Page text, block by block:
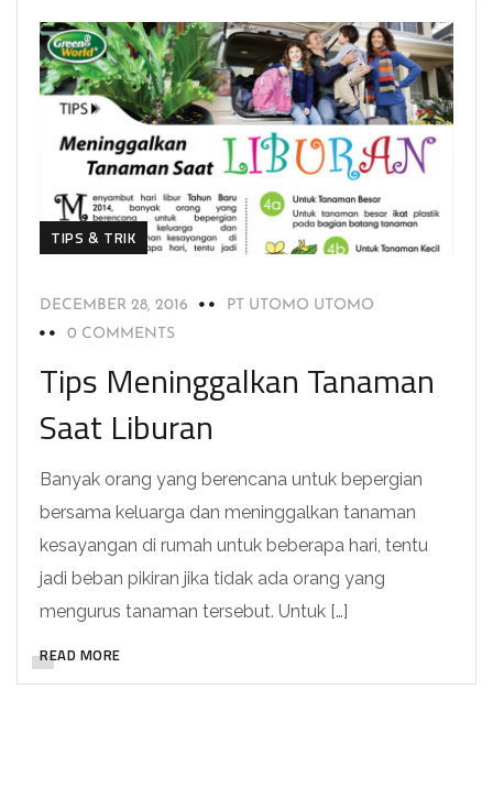
TIPS & TRIK
DECEMBER 28, 2016
PT UTOMO UTOMO
0 COMMENTS
Tips Meninggalkan Tanaman
Saat Liburan
Banyak orang yang berencana untuk bepergian
bersama keluarga dan meninggalkan tanaman
kesayangan di rumah untuk beberapa hari, tentu
jadi beban pikiran jika tidak ada orang yang
mengurus tanaman tersebut. Untuk […]
READ MORE